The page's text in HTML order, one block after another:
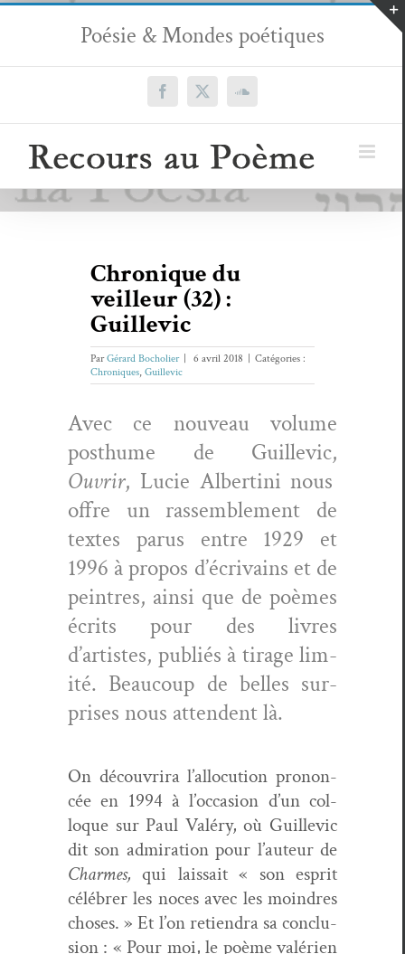
Passer
contenu
Poésie & Mondes poétiques
Facebook
X SoundCloud
Chronique du
veilleur (32) :
Guillevic
ParGérard Bocholier 6 avril 2018
Catégories :
Chroniques, Guillevic
Avec ce nou­veau vol­ume
posthume de Guille­vic,
Ouvrir, Lucie Alber­ti­ni nous
offre un rassem­ble­ment de
textes parus entre 1929 et
1996 à pro­pos d’écrivains et de
pein­tres, ain­si que de poèmes
écrits pour des livres
d’artistes, pub­liés à tirage lim­
ité. Beau­coup de belles sur­
pris­es nous atten­dent là.
On décou­vri­ra l’allocution pronon­
cée en 1994 à l’occasion d’un col­
loque sur Paul Valéry, où Guille­vic
dit son admi­ra­tion pour l’auteur de
Charmes, qui lais­sait « son esprit
célébr­er les noces avec les moin­dres
choses. » Et l’on retien­dra sa con­clu­
sion : « Pour moi, le poème valérien